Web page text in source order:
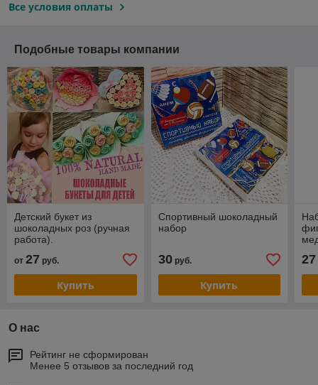
Все условия оплаты
Подобные товары компании
Детский букет из
шоколадных роз (ручная
работа).
от 27 руб.
Купить
Спортивный шоколадный
набор
30руб.
Купить
27
О нас
Рейтинг не сформирован
Менее 5 отзывов за последний год